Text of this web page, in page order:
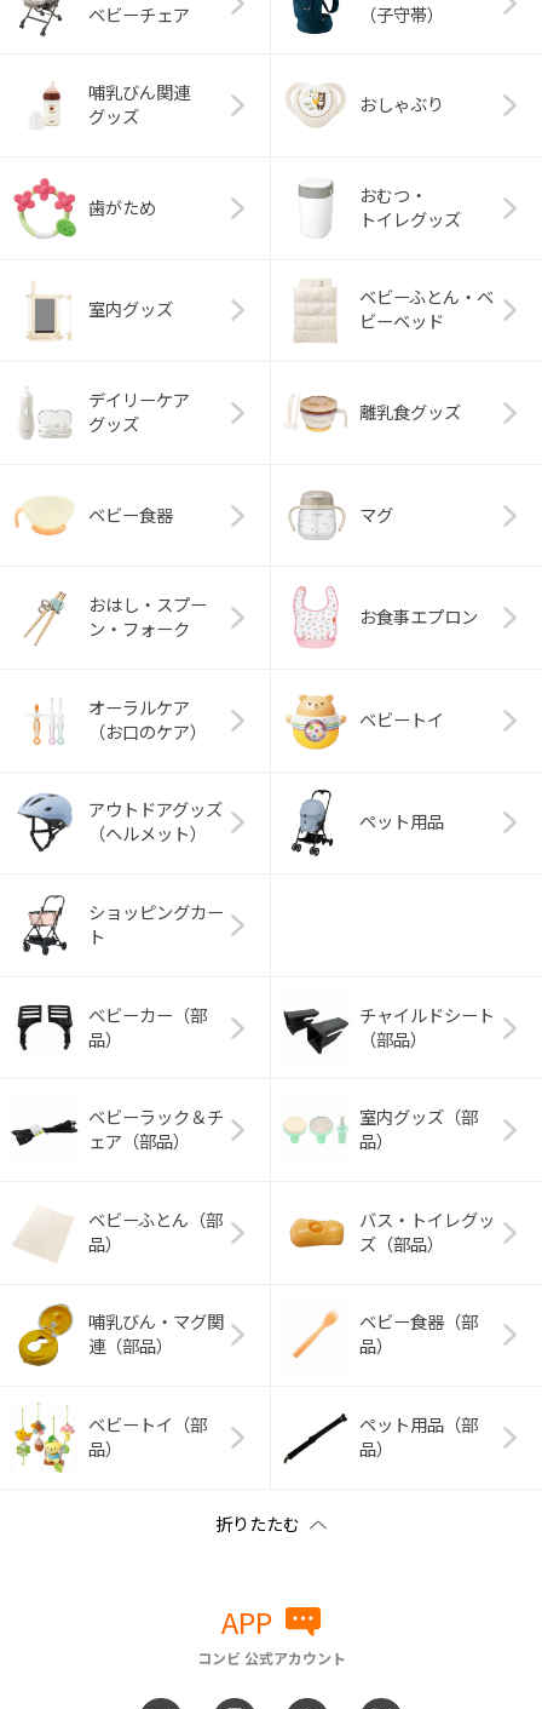
ベビーチェア
（子守帯）
哺乳びん関連
グッズ
おしゃぶり
歯がため
おむつ・
トイレグッズ
室内グッズ
ベビーふとん・ベ
ビーベッド
デイリーケア
グッズ
離乳食グッズ
ベビー食器 マグ
おはし・スプー
ン・フォーク
お食事エプロン
オーラルケア
（お口のケア）
ベビートイ
アウトドアグッズ
（ヘルメット）
ペット用品
ショッピングカー
ト
ベビーカー（部
品）
チャイルドシート
（部品）
ベビーラック＆チ
ェア（部品）
室内グッズ（部
品）
ベビーふとん（部
品）
バス・トイレグッ
ズ（部品）
哺乳びん・マグ関
連（部品）
ベビー食器（部
品）
ベビートイ（部
品）
ペット用品（部
品）
APP
コンビ 公式アカウント